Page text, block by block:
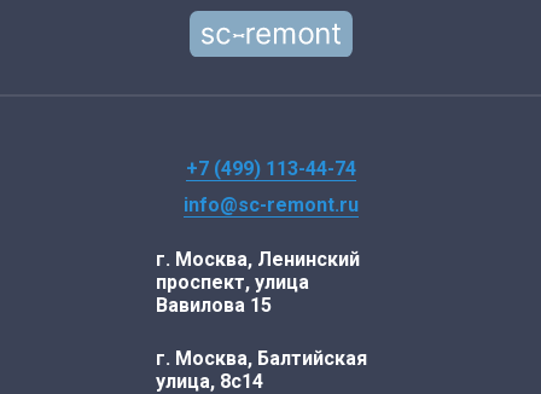
+7 (499) 113-44-74
info@sc-remont.ru
г. Москва, Ленинский
проспект, улица
Вавилова 15
г. Москва, Балтийская
улица, 8с14